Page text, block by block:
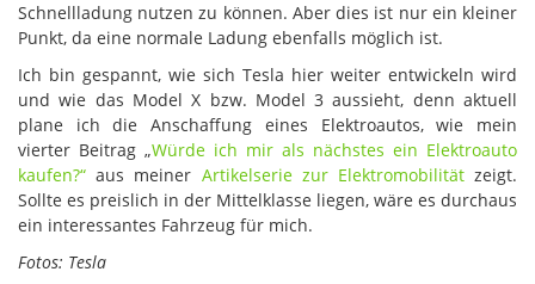
Schnellladung nutzen zu können. Aber dies ist nur ein kleiner
Punkt, da eine normale Ladung ebenfalls möglich ist.
Ich bin gespannt, wie sich Tesla hier weiter entwickeln wird
und wie das Model X bzw. Model 3 aussieht, denn aktuell
plane ich die Anschaffung eines Elektroautos, wie mein
vierter Beitrag „Würde ich mir als nächstes ein Elektroauto
kaufen?“ aus meiner Artikelserie zur Elektromobilitätzeigt.
Sollte es preislich in der Mittelklasse liegen, wäre es durchaus
ein interessantes Fahrzeug für mich.
Fotos: Tesla